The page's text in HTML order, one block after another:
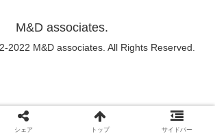
M&D associates.
2022 M&D associates. All Rights Reserved.
シェア トップ サイドバー